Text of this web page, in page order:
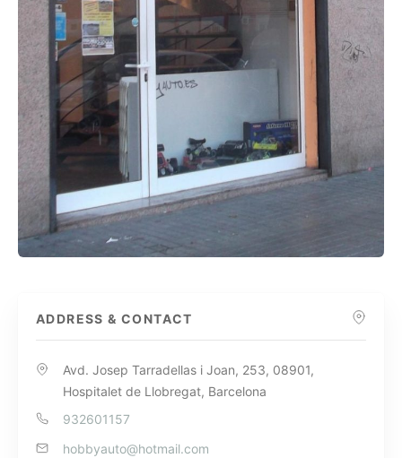
ADDRESS & CONTACT
Avd. Josep Tarradellas i Joan, 253, 08901,
Hospitalet de Llobregat, Barcelona
932601157
hobbyauto@hotmail.com